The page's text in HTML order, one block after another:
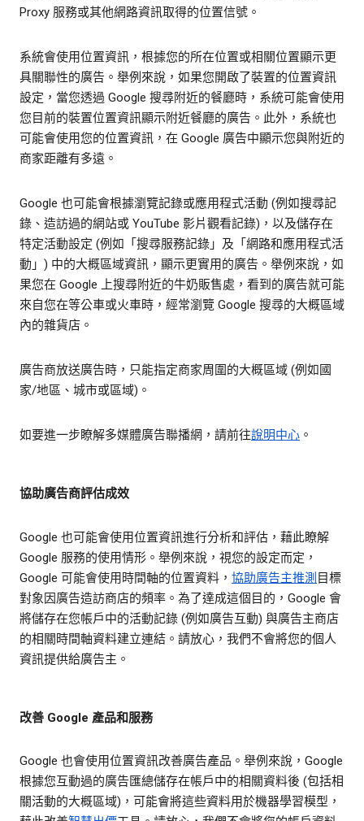
Proxy 服務或其他網路資訊取得的位置信號。
系統會使用位置資訊，根據您的所在位置或相關位置顯示更
具關聯性的廣告。舉例來說，如果您開啟了裝置的位置資訊
設定，當您透過 Google 搜尋附近的餐廳時，系統可能會使用
您目前的裝置位置資訊顯示附近餐廳的廣告。此外，系統也
可能會使用您的位置資訊，在 Google 廣告中顯示您與附近的
商家距離有多遠。
Google 也可能會根據瀏覽記錄或應用程式活動 (例如搜尋記
錄、造訪過的網站或 YouTube 影片觀看記錄)，以及儲存在
特定活動設定 (例如「搜尋服務記錄」及「網路和應用程式活
動」) 中的大概區域資訊，顯示更實用的廣告。舉例來說，如
果您在 Google 上搜尋附近的牛奶販售處，看到的廣告就可能
來自您在等公車或火車時，經常瀏覽 Google 搜尋的大概區域
內的雜貨店。
廣告商放送廣告時，只能指定商家周圍的大概區域 (例如國
家/地區、城市或區域)。
如要進一步瞭解多媒體廣告聯播網，請前往說明中心 。
協助廣告商評估成效
Google 也可能會使用位置資訊進行分析和評估，藉此瞭解
Google 服務的使用情形。舉例來說，視您的設定而定，
Google 可能會使用時間軸的位置資料， 協助廣告主推測 目標
對象因廣告造訪商店的頻率。為了達成這個目的，Google 會
將儲存在您帳戶中的活動記錄 (例如廣告互動) 與廣告主商店
的相關時間軸資料建立連結。請放心，我們不會將您的個人
資訊提供給廣告主。
改善 Google 產品和服務
Google 也會使用位置資訊改善廣告產品。舉例來說，Google
根據您互動過的廣告匯總儲存在帳戶中的相關資料後 (包括相
關活動的大概區域)，可能會將這些資料用於機器學習模型，